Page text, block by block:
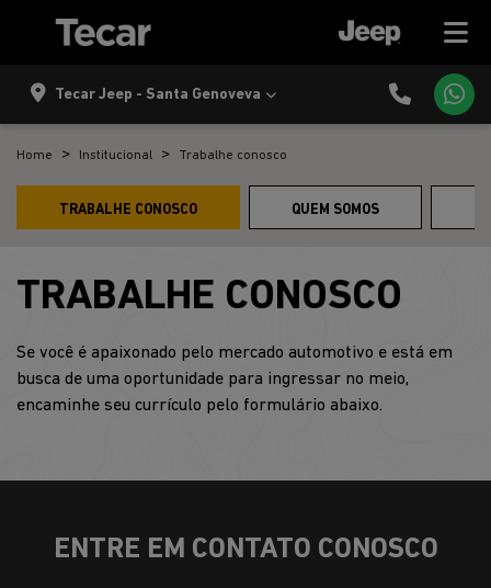
Tecar Jeep - Santa Genoveva
Home Institucional Trabalhe conosco
QUEM SOMOS
TRABALHE CONOSCO
TRABALHE CONOSCO
Se você é apaixonado pelo mercado automotivo e está em
busca de uma oportunidade para ingressar no meio,
encaminhe seu currículo pelo formulário abaixo.
ENTRE EM CONTATO CONOSCO